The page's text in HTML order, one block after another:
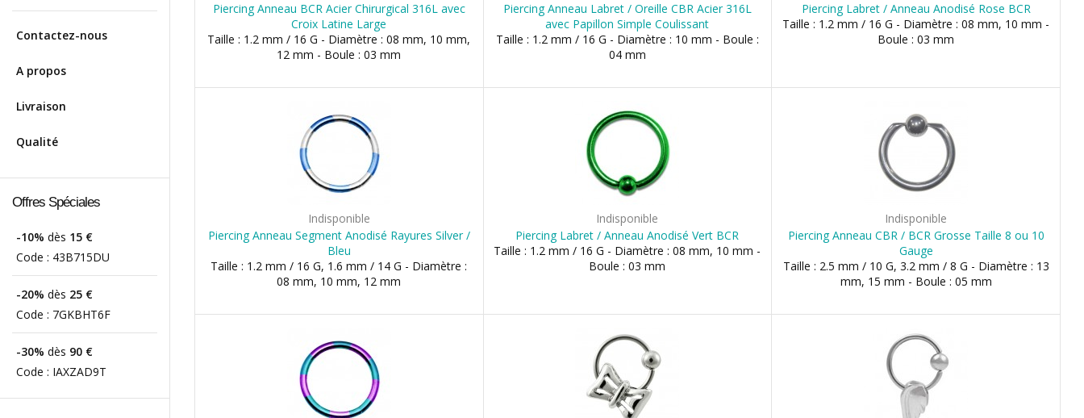
Contactez-nous
A propos
Livraison
Qualité
Offres Spéciales
-10% dès 15 €
Code : 43B715DU
-20% dès 25 €
Code : 7GKBHT6F
-30% dès 90 €
Code : IAXZAD9T
Piercing Anneau BCR Acier Chirurgical 316L avec
Croix Latine Large
Taille : 1.2 mm / 16 G - Diamètre : 08 mm, 10 mm,
12 mm - Boule : 03 mm
Piercing Anneau Labret / Oreille CBR Acier 316L
avec Papillon Simple Coulissant
Taille : 1.2 mm / 16 G - Diamètre : 10 mm - Boule :
04 mm
Piercing Labret / Anneau Anodisé Rose BCR
Taille : 1.2 mm / 16 G - Diamètre : 08 mm, 10 mm -
Boule : 03 mm
Indisponible
Piercing Anneau Segment Anodisé Rayures Silver /
Bleu
Taille : 1.2 mm / 16 G, 1.6 mm / 14 G - Diamètre :
08 mm, 10 mm, 12 mm
Indisponible
Piercing Labret / Anneau Anodisé Vert BCR
Taille : 1.2 mm / 16 G - Diamètre : 08 mm, 10 mm -
Boule : 03 mm
Indisponible
Piercing Anneau CBR / BCR Grosse Taille 8 ou 10
Gauge
Taille : 2.5 mm / 10 G, 3.2 mm / 8 G - Diamètre : 13
mm, 15 mm - Boule : 05 mm